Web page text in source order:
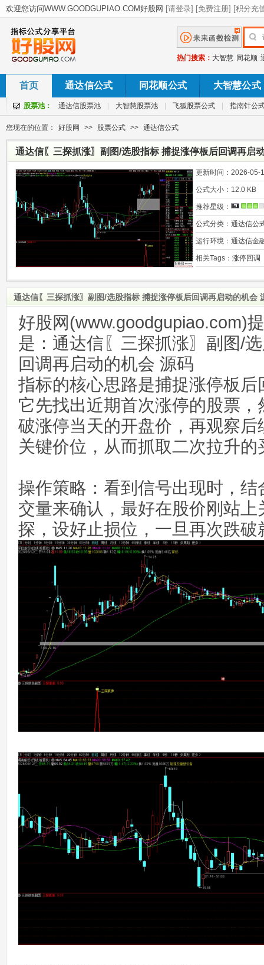
热门搜索： 大智慧 同花顺
首页 通达信公式 同花顺公式 大智慧公式
股票池： 通达信股票池 大智慧股票池 飞狐股票公式 指南针公
您现在的位置： 好股网 >> 股票公式 >> 通达信公式
通达信〖三探抓涨〗副图/选股指标 捕捉涨停板后回调再启
更新时间： 2026-05-
公式大小： 12.0 KB
推荐星级：
公式分类： 通达信公
运行环境： 通达信金
相关Tags： 涨停回调
通达信〖三探抓涨〗副图/选股指标 捕捉涨停板后回调再启动的机会
好股网(www.goodgupiao.com)
是：通达信〖三探抓涨〗副图/
回调再启动的机会 源码
指标的核心思路是捕捉涨停板
它先找出近期首次涨停的股票
破涨停当天的开盘价，再观察
关键价位，从而抓取二次拉升的
操作策略‌：看到信号出现时，
交量来确认，最好在股价刚站
探，设好止损位，一旦再次跌破